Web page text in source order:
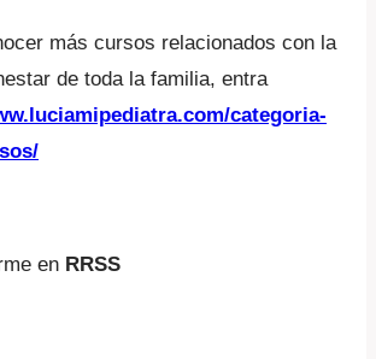
más cursos relacionados con la
de toda la familia, entra
categoria-
en RRSS